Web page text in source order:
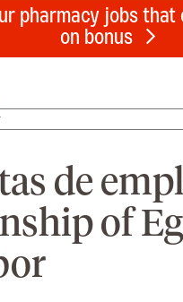
pharmacy jobs that
on bonus
de
of